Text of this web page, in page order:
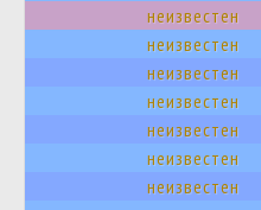
неизвестен
неизвестен
неизвестен
неизвестен
неизвестен
неизвестен
неизвестен